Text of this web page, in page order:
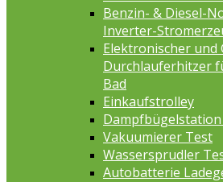
Benzin- & Diesel-
Inverter-
Elektronischer und
Durchlauferhitzer
Bad
Einkaufstrolley
Vakuumierer Test
Wassersprudler
Autobatterie